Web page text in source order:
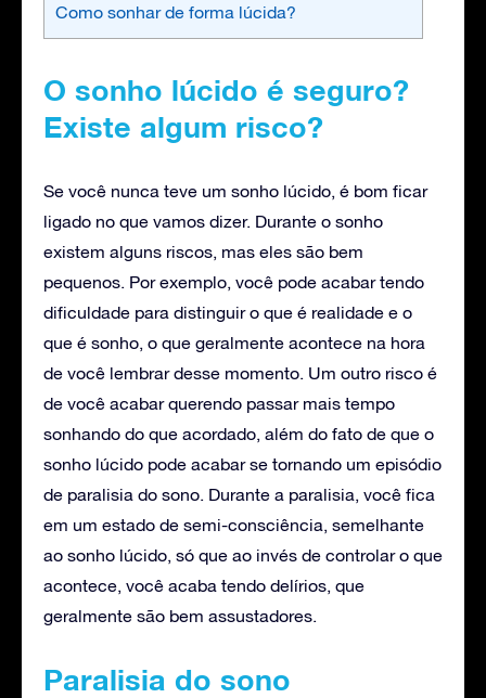
Como sonhar de forma lúcida?
O sonho lúcido é seguro?
Existe algum risco?
Se você nunca teve um sonho lúcido, é bom ficar
ligado no que vamos dizer. Durante o sonho
existem alguns riscos, mas eles são bem
pequenos. Por exemplo, você pode acabar tendo
dificuldade para distinguir o que é realidade e o
que é sonho, o que geralmente acontece na hora
de você lembrar desse momento. Um outro risco é
de você acabar querendo passar mais tempo
sonhando do que acordado, além do fato de que o
sonho lúcido pode acabar se tornando um episódio
de paralisia do sono. Durante a paralisia, você fica
em um estado de semi-consciência, semelhante
ao sonho lúcido, só que ao invés de controlar o que
acontece, você acaba tendo delírios, que
geralmente são bem assustadores.
Paralisia do sono